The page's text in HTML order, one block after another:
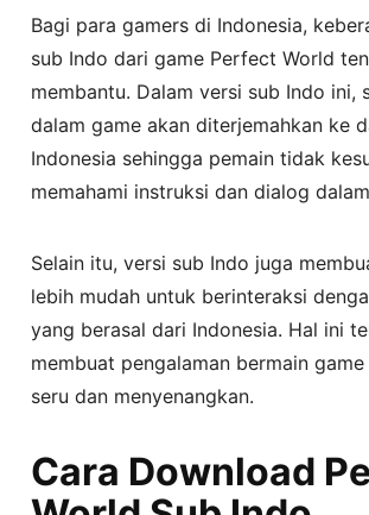
Bagi para gamers di Indonesia,
sub Indo dari game Perfect World
membantu. Dalam versi sub Indo ini,
dalam game akan diterjemahkan ke
Indonesia sehingga pemain tidak
memahami instruksi dan dialog
Selain itu, versi sub Indo juga
lebih mudah untuk berinteraksi
yang berasal dari Indonesia. Hal ini
membuat pengalaman bermain
seru dan menyenangkan.
Cara Download